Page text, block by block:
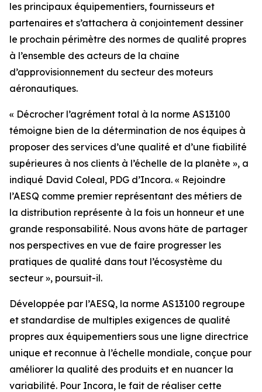
les principaux équipementiers, fournisseurs et
partenaires et s’attachera à conjointement dessiner
le prochain périmètre des normes de qualité propres
à l’ensemble des acteurs de la chaîne
d’approvisionnement du secteur des moteurs
aéronautiques.
« Décrocher l’agrément total à la norme AS13100
témoigne bien de la détermination de nos équipes à
proposer des services d’une qualité et d’une fiabilité
supérieures à nos clients à l’échelle de la planète », a
indiqué David Coleal, PDG d’Incora. « Rejoindre
l’AESQ comme premier représentant des métiers de
la distribution représente à la fois un honneur et une
grande responsabilité. Nous avons hâte de partager
nos perspectives en vue de faire progresser les
pratiques de qualité dans tout l’écosystème du
secteur », poursuit-il.
Développée par l’AESQ, la norme AS13100 regroupe
et standardise de multiples exigences de qualité
propres aux équipementiers sous une ligne directrice
unique et reconnue à l’échelle mondiale, conçue pour
améliorer la qualité des produits et en nuancer la
variabilité. Pour Incora, le fait de réaliser cette